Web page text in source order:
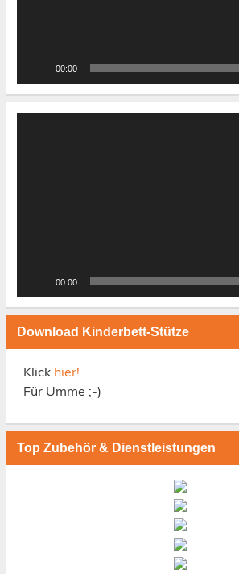
00:00
00:00
Download Kinderbett-Stütze
Klick hier!
Für Umme ;-)
Top Zubehör & Dienstleistungen